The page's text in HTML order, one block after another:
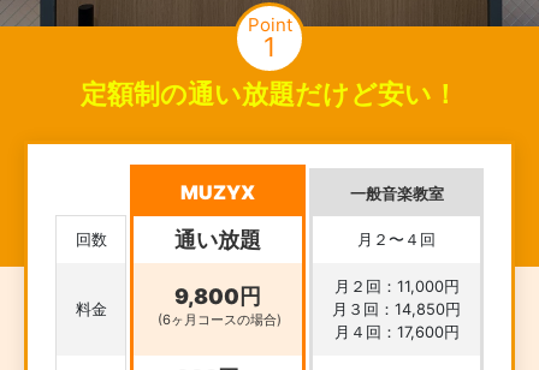
Point
1
定額制の通い放題だけど安い！
MUZYX 一般音楽教室
回数 通い放題 月２〜４回
料金
9,800円
(6ヶ月コースの場合)
月２回：11,000円
月３回：14,850円
月４回：17,600円